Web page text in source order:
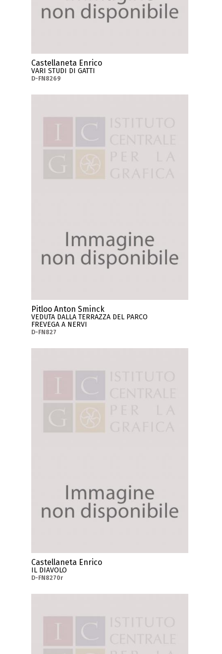
Castellaneta Enrico
VARI STUDI DI GATTI
D-FN8269
Pitloo Anton Sminck
VEDUTA DALLA TERRAZZA DEL PARCO
FREVEGA A NERVI
D-FN827
Castellaneta Enrico
IL DIAVOLO
D-FN8270r